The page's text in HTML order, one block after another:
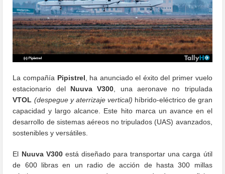
La compañía Pipistrel , ha anunciado el éxito del primer vuelo
estacionario del Nuuva V300 , una aeronave no tripulada
VTOL (despegue y aterrizaje vertical) híbrido-eléctrico de gran
capacidad y largo alcance. Este hito marca un avance en el
desarrollo de sistemas aéreos no tripulados (UAS) avanzados,
sostenibles y versátiles.
El Nuuva V300está diseñado para transportar una carga útil
de 600 libras en un radio de acción de hasta 300 millas